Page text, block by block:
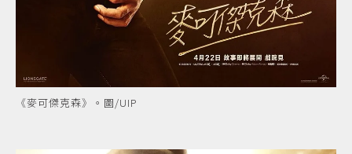
《麥可傑克森》。圖/UIP